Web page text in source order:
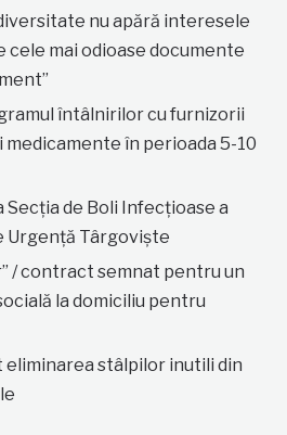
nu apără interesele
cele mai odioase documente
întâlnirilor cu furnizorii
medicamente în perioada 5-10
de Boli Infecțioase a
Urgență Târgoviște
/ contract semnat pentru un
la domiciliu pentru
eliminarea stâlpilor inutili din